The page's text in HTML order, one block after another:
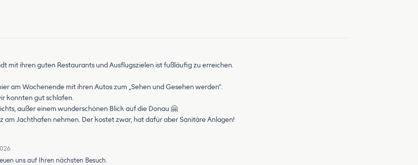
mit ihren guten Restaurants und Ausflugszielen ist fußläufig zu erreichen.
am Wochenende mit ihren Autos zum „Sehen und Gesehen werden“.
konnten gut schlafen.
außer einem wunderschönen Blick auf die Donau 🤗
Jachthafen nehmen. Der kostet zwar, hat dafür aber Sanitäre Anlagen!
uns auf Ihren nächsten Besuch.